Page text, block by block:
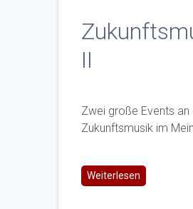
II
Zwei große Events
Zukunftsmusik im
Weiterlesen